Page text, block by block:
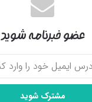
عضو خبرنامه شوید